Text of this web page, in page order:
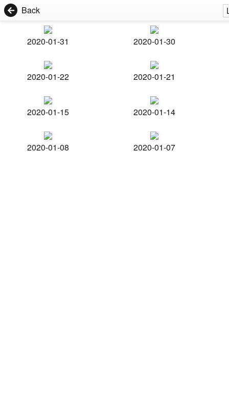
Back
2020-01-31 2020-01-30
2020-01-22 2020-01-21
2020-01-15 2020-01-14
2020-01-08 2020-01-07